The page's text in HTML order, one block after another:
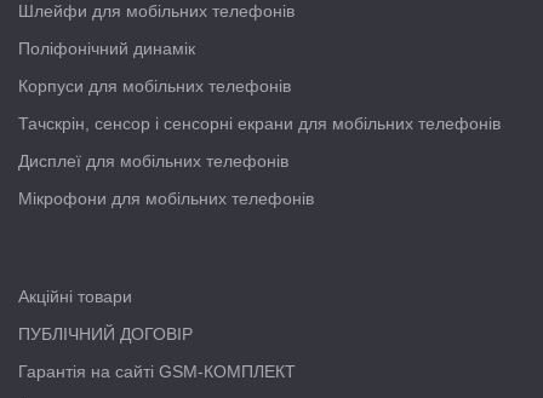
Шлейфи для мобільних телефонів
Поліфонічний динамік
Корпуси для мобільних телефонів
Тачскрін, сенсор і сенсорні екрани для мобільних телефонів
Дисплеї для мобільних телефонів
Мікрофони для мобільних телефонів
Акційні товари
ПУБЛІЧНИЙ ДОГОВІР
Гарантія на сайті GSM-КОМПЛЕКТ